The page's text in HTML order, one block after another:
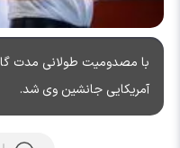
با مصدومیت طولانی مدت
آمریکایی جانشین وی شد.